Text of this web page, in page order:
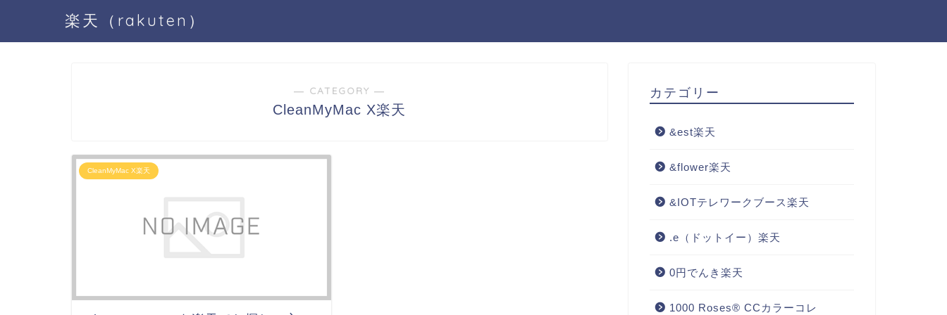
楽天（rakuten）
― CATEGORY ―
CleanMyMac X楽天
CleanMyMac X楽天
カテゴリー
&est楽天
&flower楽天
&IOTテレワークブース楽天
.e（ドットイー）楽天
0円でんき楽天
1000 Roses® CCカラーコレ